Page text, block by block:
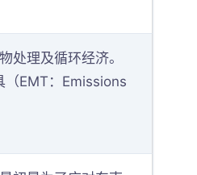
处理及循环经济。
（EMT：Emissions